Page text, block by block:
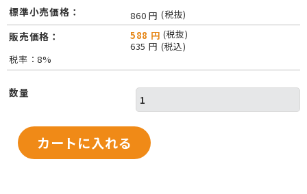
標準小売価格： 860 円 (税抜)
販売価格： 588 円 (税抜)
635 円 (税込)
税率：8%
数量